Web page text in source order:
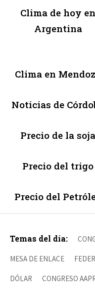
Clima de hoy en
Argentina
Clima en
Noticias de
Precio de la soja
Precio del trigo
Precio del
Temas del día:
MESA DE ENLACE
DÓLAR CONGRESO